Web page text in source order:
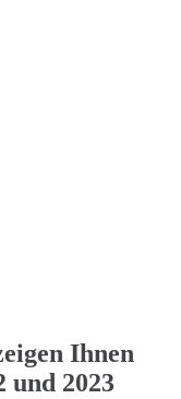
Ihnen
und 2023